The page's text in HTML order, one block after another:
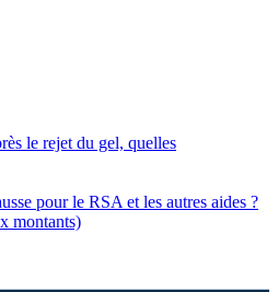
le rejet du gel, quelles
pour le RSA et les autres aides ?
montants)